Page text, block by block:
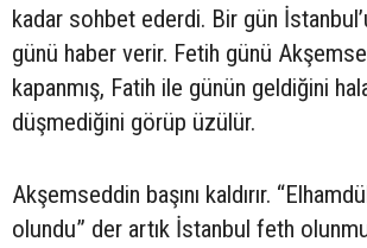
kadar sohbet ederdi. Bir gün
günü haber verir. Fetih günü
kapanmış, Fatih ile günün geldiğini
düşmediğini görüp üzülür.
Akşemseddin başını kaldırır.
olundu” der artık İstanbul feth